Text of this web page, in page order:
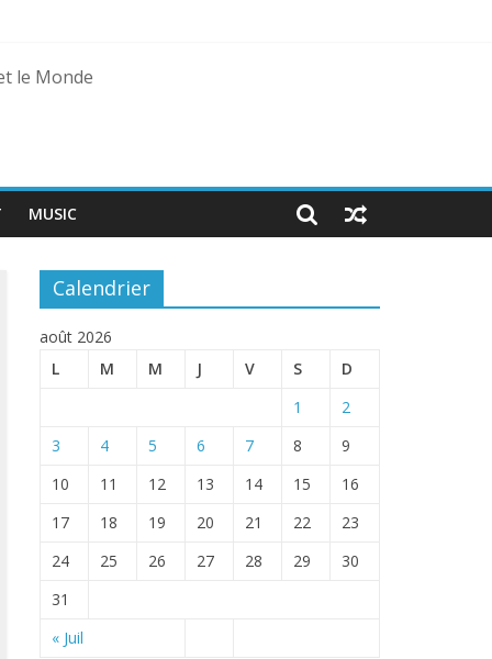
le Monde
MUSIC
Calendrier
août 2026
L
M M J V S D
« Juil
1
2
3
4 5 6 7 8
9
10
11 12 13 14 15
16
17
18 19 20 21 22
23
24
25 26 27 28 29
30
31